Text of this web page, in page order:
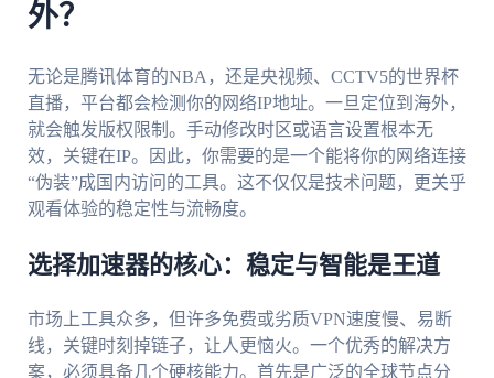
外？
无论是腾讯体育的NBA，还是央视频、CCTV5的世界杯
直播，平台都会检测你的网络IP地址。一旦定位到海外，
就会触发版权限制。手动修改时区或语言设置根本无
效，关键在IP。因此，你需要的是一个能将你的网络连接
“伪装”成国内访问的工具。这不仅仅是技术问题，更关乎
观看体验的稳定性与流畅度。
选择加速器的核心：稳定与智能是王道
市场上工具众多，但许多免费或劣质VPN速度慢、易断
线，关键时刻掉链子，让人更恼火。一个优秀的解决方
案，必须具备几个硬核能力。首先是广泛的全球节点分